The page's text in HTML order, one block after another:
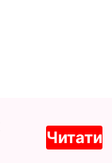
Читати